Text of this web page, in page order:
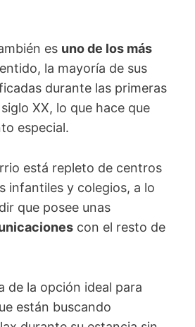
es uno de los más
la mayoría de sus
durante las primeras
XX, lo que hace que
especial.
está repleto de centros
infantiles y colegios, a lo
que posee unas
con el resto de
de la opción ideal para
están buscando